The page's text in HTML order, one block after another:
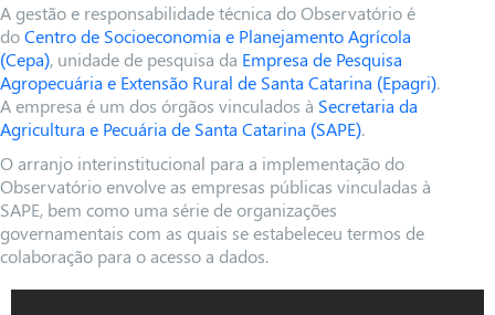
A gestão e responsabilidade técnica do Observatório é
doCentro de Socioeconomia e Planejamento Agrícola
(Cepa), unidade de pesquisa da Empresa de Pesquisa
Agropecuária e Extensão Rural de Santa Catarina (Epagri).
A empresa é um dos órgãos vinculados à Secretaria da
Agricultura e Pecuária de Santa Catarina (SAPE).
O arranjo interinstitucional para a implementação do
Observatório envolve as empresas públicas vinculadas à
SAPE, bem como uma série de organizações
governamentais com as quais se estabeleceu termos de
colaboração para o acesso a dados.